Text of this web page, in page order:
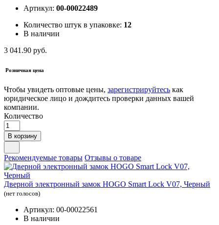
Артикул: 00-00022489
Количество штук в упаковке: 12
В наличии
3 041.90 руб.
Розничная цена
Чтобы увидеть оптовые цены, зарегистрируйтесь как
юридическое лицо и дождитесь проверки данных вашей
компании.
Количество
В корзину
Рекомендуемые товары Отзывы о товаре
Дверной электронный замок HOGO Smart Lock V07, Черный
(нет голосов)
Артикул: 00-00022561
В наличии